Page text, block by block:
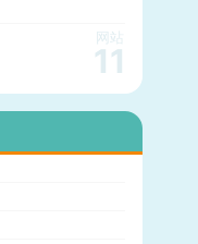
网站
11